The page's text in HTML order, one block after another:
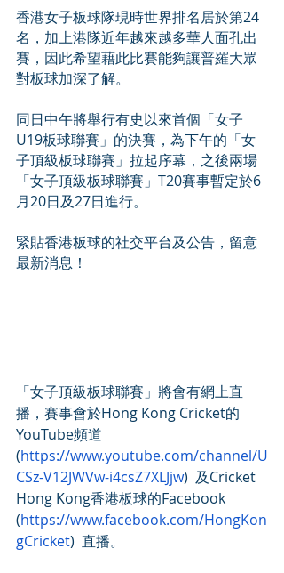
香港女子板球隊現時世界排名居於第24
名，加上港隊近年越來越多華人面孔出
賽，因此希望藉此比賽能夠讓普羅大眾
對板球加深了解。
同日中午將舉行有史以來首個「女子
U19板球聯賽」的決賽，為下午的「女
子頂級板球聯賽」拉起序幕，之後兩場
「女子頂級板球聯賽」T20賽事暫定於6
月20日及27日進行。
緊貼香港板球的社交平台及公告，留意
最新消息！
「女子頂級板球聯賽」將會有網上直
播，賽事會於Hong Kong Cricket的
YouTube頻道
(https://www.youtube.com/channel/U
CSz-V12JWVw-i4csZ7XLJjw)  及Cricket
Hong Kong香港板球的Facebook
(https://www.facebook.com/HongKon
gCricket)  直播。